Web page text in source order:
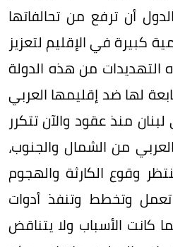
أن ترفع من تحالفاتها
كبيرة في الإقليم لتعزيز
من هذه الدولة
لها ضد إقليمها العربي
منذ عقود والآن تتكرر
من الشمال والجنوب،
وقوع الكارثة والهجوم
وتخطط وتنفذ أدوات
كانت الأسباب ولا يتناقض